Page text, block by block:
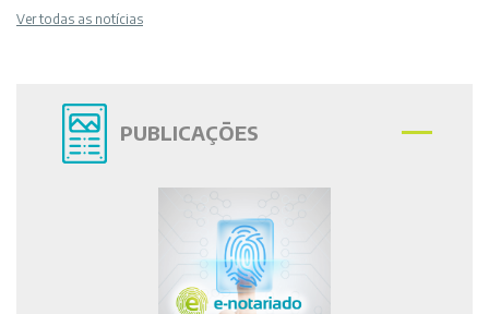
Ver todas as notícias
PUBLICAÇÕES